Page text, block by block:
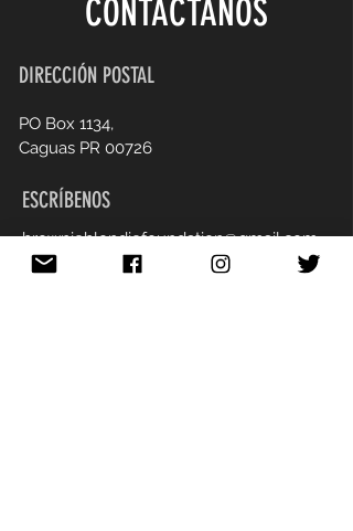
CONTÁCTANOS
DIRECCIÓN POSTAL
PO Box 1134,
Caguas PR 00726
ESCRÍBENOS
brownieblondiefoundation@gmail.com